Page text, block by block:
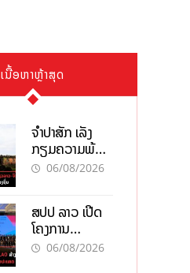
ເນື້ອຫາຫຼ້າສຸດ
ຈຳປາສັກ ເລັ່ງ
ກຽມຄວາມພ້ອມ
“ປີທ່ອງທ່ຽວ
ເສດຖະກິດ
ທ້ອງຖິ່ນ
06/08/2026
ສປປ ລາວ ເປີດ
ໂຄງການ
ALERT-LAO
06/08/2026